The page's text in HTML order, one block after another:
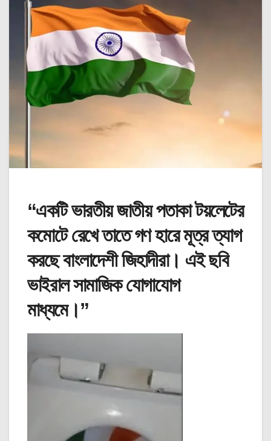
“একটি ভারতীয় জাতীয় পতাকা টয়লেটের
কমোটে রেখে তাতে গণ হারে মূত্র ত্যাগ
করছে বাংলাদেশী জিহাদীরা। এই ছবি
ভাইরাল সামাজিক যোগাযোগ
মাধ্যমে।”